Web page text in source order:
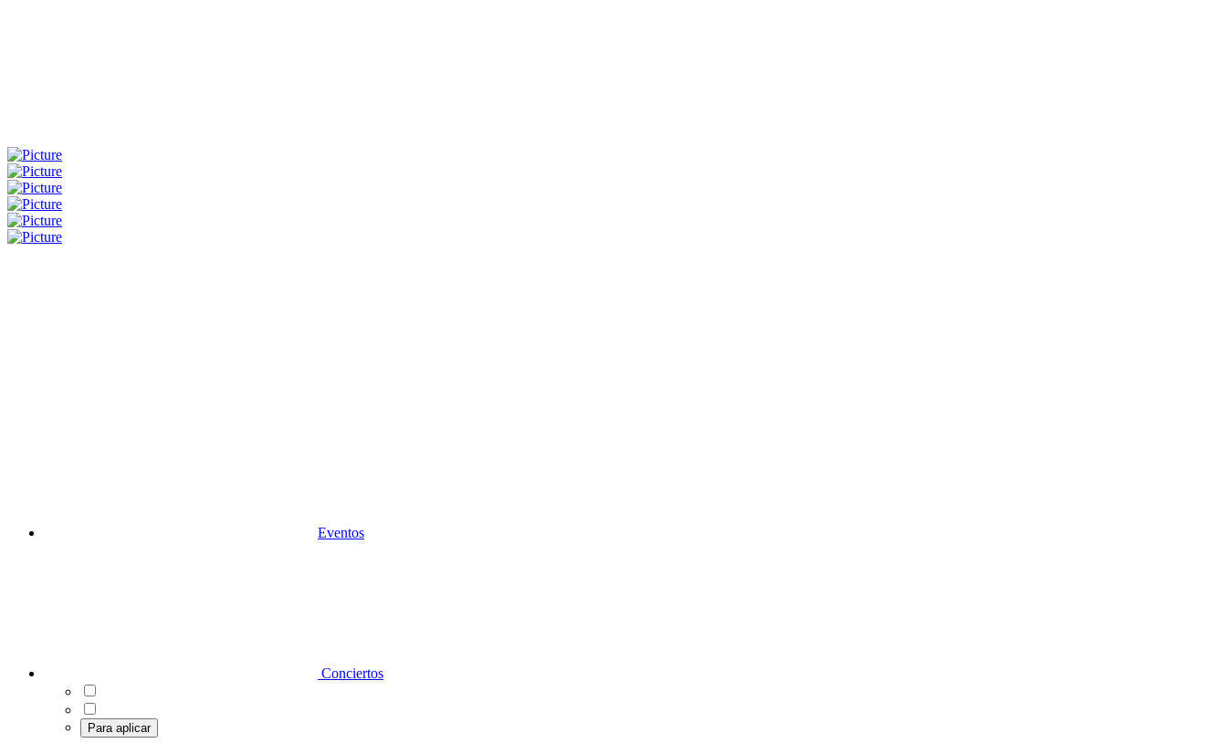
Eventos
Conciertos
Para aplicar